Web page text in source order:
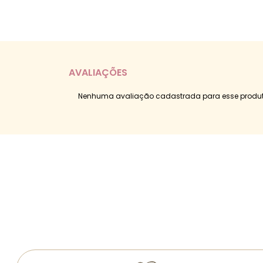
AVALIAÇÕES
Nenhuma avaliação cadastrada para esse